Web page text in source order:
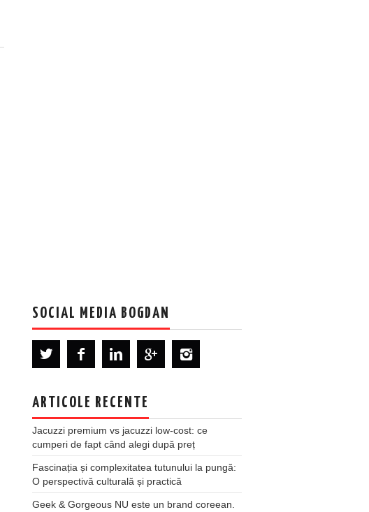
SOCIAL MEDIA BOGDAN
ARTICOLE RECENTE
Jacuzzi premium vs jacuzzi low-cost: ce
cumperi de fapt când alegi după preț
Fascinația și complexitatea tutunului la pungă:
O perspectivă culturală și practică
Geek & Gorgeous NU este un brand coreean.